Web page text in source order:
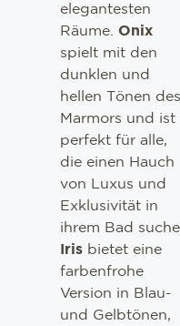
elegantesten
Räume. Onix
spielt mit den
dunklen und
hellen Tönen des
Marmors und ist
perfekt für alle,
die einen Hauch
von Luxus und
Exklusivität in
ihrem Bad
Irisbietet eine
farbenfrohe
Version in Blau-
und Gelbtönen,